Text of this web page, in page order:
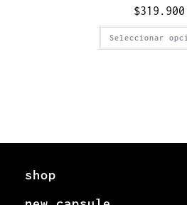
$319.900
Seleccionar
shop